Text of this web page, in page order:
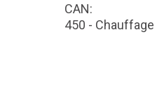
CAN:
450 - Chauffage